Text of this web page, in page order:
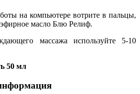
на компьютере вотрите в пальцы,
масло Блю Релиф.
массажа используйте 5-10
50 мл